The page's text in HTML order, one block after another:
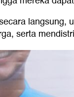
serta